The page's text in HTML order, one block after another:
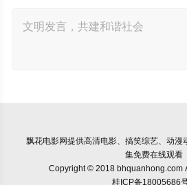
飘花电影网提供高清电影、搞笑综艺、动漫
集免费在线观看
Copyright © 2018 bhquanhong.com
桂ICP备18005686